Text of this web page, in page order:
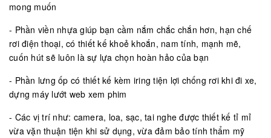
mong muốn
- Phần viền nhựa giúp bạn cầm nắm chắc chắn hơn, hạn chế
rơi điện thoại, có thiết kế khoẻ khoắn, nam tính, mạnh mẽ,
cuốn hút sẽ luôn là sự lựa chọn hoàn hảo của bạn
- Phần lưng ốp có thiết kế kèm iring tiện lợi chống rơi khi đi xe,
dựng máy lướt web xem phim
- Các vị trí như: camera, loa, sạc, tai nghe được thiết kế tỉ mỉ
vừa vặn thuận tiện khi sử dụng, vừa đảm bảo tính thẩm mỹ